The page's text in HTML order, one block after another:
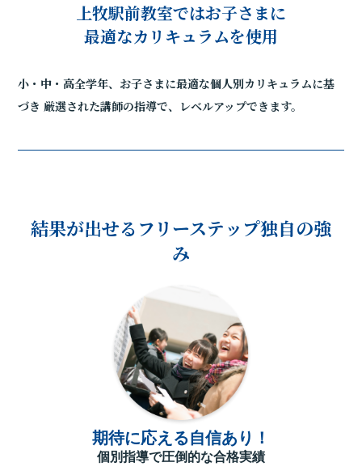
上牧駅前教室ではお子さまに
最適なカリキュラムを使用
小・中・高全学年、お子さまに最適な個人別カリキュラムに基
づき 厳選された講師の指導で、レベルアップできます。
結果が出せるフリーステップ独自の強
み
期待に応える自信あり！
個別指導で圧倒的な合格実績